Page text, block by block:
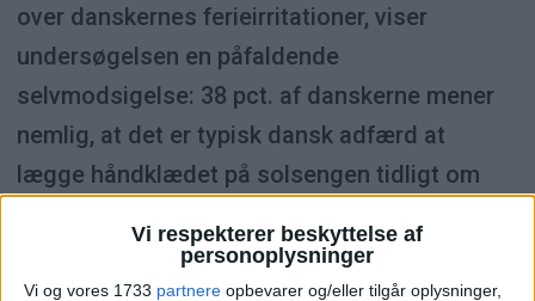
Vi respekterer beskyttelse af
personoplysninger
Vi og vores 1733 partnere opbevarer og/eller tilgår oplysninger,
over danskernes ferieirritationer, viser
undersøgelsen en påfaldende
selvmodsigelse: 38 pct. af danskerne mener
nemlig, at det er typisk dansk adfærd at
lægge håndklædet på solsengen tidligt om
10 ting der irriterer os mest på ferie